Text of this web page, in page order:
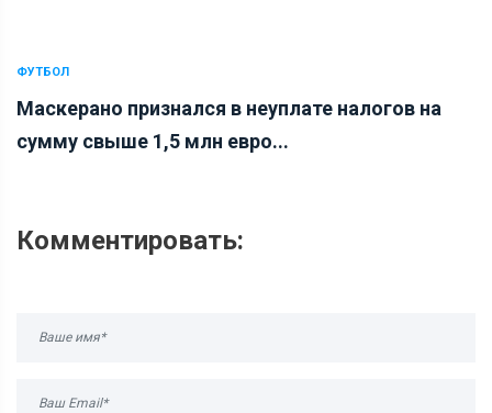
ФУТБОЛ
Маскерано признался в неуплате налогов на
сумму свыше 1,5 млн евро...
Комментировать: